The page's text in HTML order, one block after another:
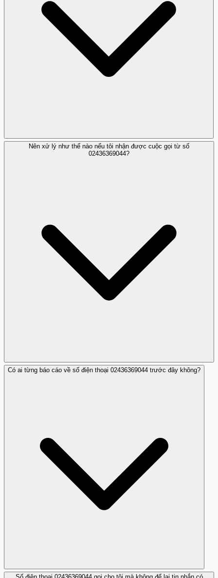
Hiện tại, chưa có thông tin cụ thể về loại lừa đảo nhưng
Nên xử lý như thế nào nếu tôi nhận được cuộc gọi từ số
02436369044?
Bạn nên không trả lời và có thể truy cập Trang Trắng để
Có ai từng báo cáo về số điện thoại 02436369044 trước đây không?